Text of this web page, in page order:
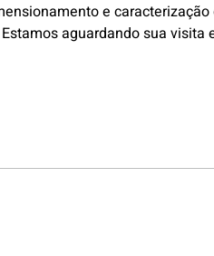
e
aguardando sua visita